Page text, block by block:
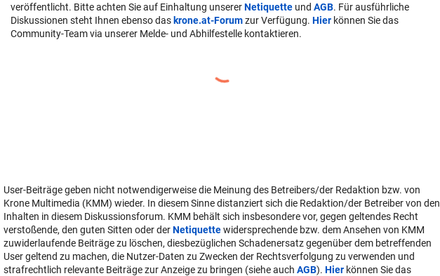
veröffentlicht. Bitte achten Sie auf Einhaltung unsererNetiquette und AGB. Für ausführliche
Diskussionen steht Ihnen ebenso das krone.at-Forumzur Verfügung. Hier können Sie das
Community-Team via unserer Melde- und Abhilfestelle kontaktieren.
User-Beiträge geben nicht notwendigerweise die Meinung des Betreibers/der Redaktion bzw. von
Krone Multimedia (KMM) wieder. In diesem Sinne distanziert sich die Redaktion/der Betreiber von den
Inhalten in diesem Diskussionsforum. KMM behält sich insbesondere vor, gegen geltendes Recht
verstoßende, den guten Sitten oder derNetiquettewidersprechende bzw. dem Ansehen von KMM
zuwiderlaufende Beiträge zu löschen, diesbezüglichen Schadenersatz gegenüber dem betreffenden
User geltend zu machen, die Nutzer-Daten zu Zwecken der Rechtsverfolgung zu verwenden und
strafrechtlich relevante Beiträge zur Anzeige zu bringen (siehe auch AGB). Hier können Sie das